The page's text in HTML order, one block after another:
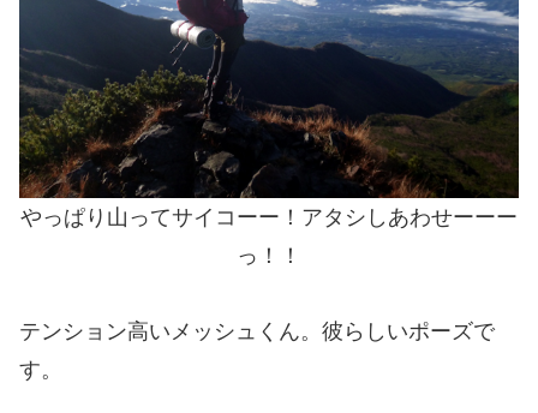
やっぱり山ってサイコーー！アタシしあわせーーー
っ！！
テンション高いメッシュくん。彼らしいポーズで
す。